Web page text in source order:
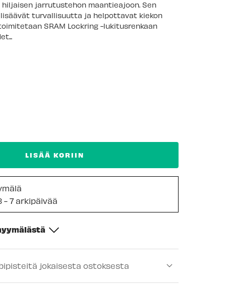
jarrutustehon maantieajoon. Sen
turvallisuutta ja helpottavat kiekon
SRAM Lockring -lukitusrenkaan
LISÄÄ KORIIN
- 7 arkipäivää
Tilapäisesti loppu
-Saatavilla
jokaisesta ostoksesta